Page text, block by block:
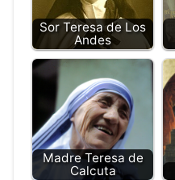
Sor Teresa de Los
Andes
Madre Teresa de
Calcuta